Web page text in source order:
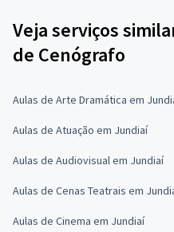
Veja serviços
de Cenógrafo
Aulas de Arte Dramática em
Aulas de Atuação em Jundiaí
Aulas de Audiovisual em Jundiaí
Aulas de Cenas Teatrais em
Aulas de Cinema em Jundiaí